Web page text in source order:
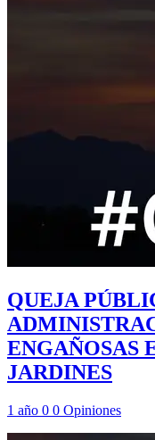
QUEJA
ENGAÑOSAS
JARDINES
1 año 0 0 Opiniones